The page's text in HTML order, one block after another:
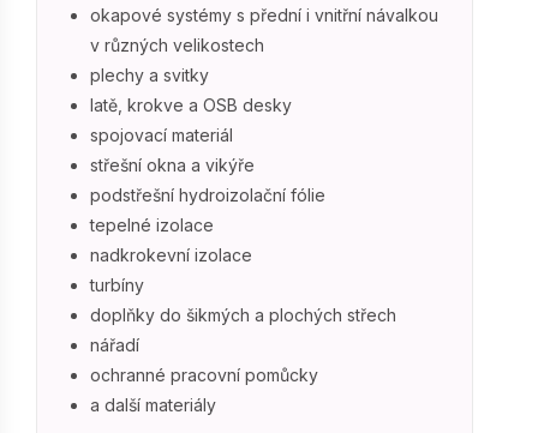
okapové systémy s přední i vnitřní návalkou
v různých velikostech
plechy a svitky
latě, krokve a OSB desky
spojovací materiál
střešní okna a vikýře
podstřešní hydroizolační fólie
tepelné izolace
nadkrokevní izolace
turbíny
doplňky do šikmých a plochých střech
nářadí
ochranné pracovní pomůcky
a další materiály